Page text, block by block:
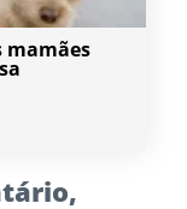
mamães